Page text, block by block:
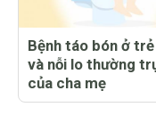
Bệnh táo bón ở
và nỗi lo thường
của cha mẹ